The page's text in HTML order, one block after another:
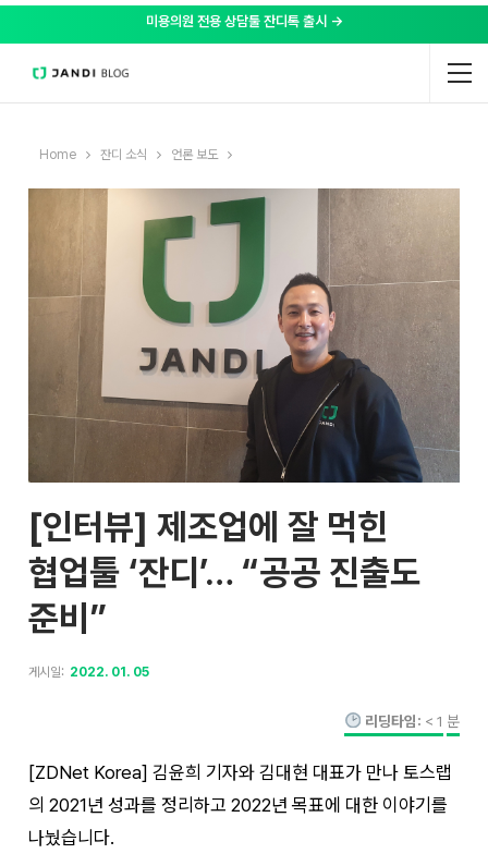
미용의원 전용 상담툴 잔디톡 출시 →
Home 잔디 소식 언론 보도
[인터뷰] 제조업에 잘 먹힌
협업툴 ‘잔디’… “공공 진출도
준비”
게시일: 2022. 01. 05
리딩타임: < 1 분
[ZDNet Korea] 김윤희 기자와 김대현 대표가 만나 토스랩
의 2021년 성과를 정리하고 2022년 목표에 대한 이야기를
나눴습니다.